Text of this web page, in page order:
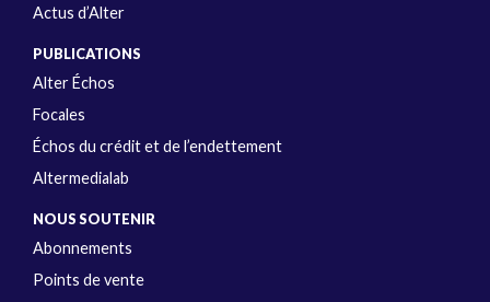
Actus d’Alter
PUBLICATIONS
Alter Échos
Focales
Échos du crédit et de l’endettement
Altermedialab
NOUS SOUTENIR
Abonnements
Points de vente